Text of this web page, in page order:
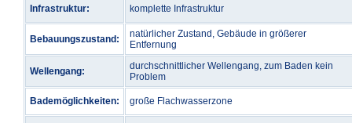
Infrastruktur: komplette Infrastruktur
Bebauungszustand:
natürlicher Zustand, Gebäude in größerer
Entfernung
Wellengang:
durchschnittlicher Wellengang, zum Baden kein
Problem
Bademöglichkeiten: große Flachwasserzone